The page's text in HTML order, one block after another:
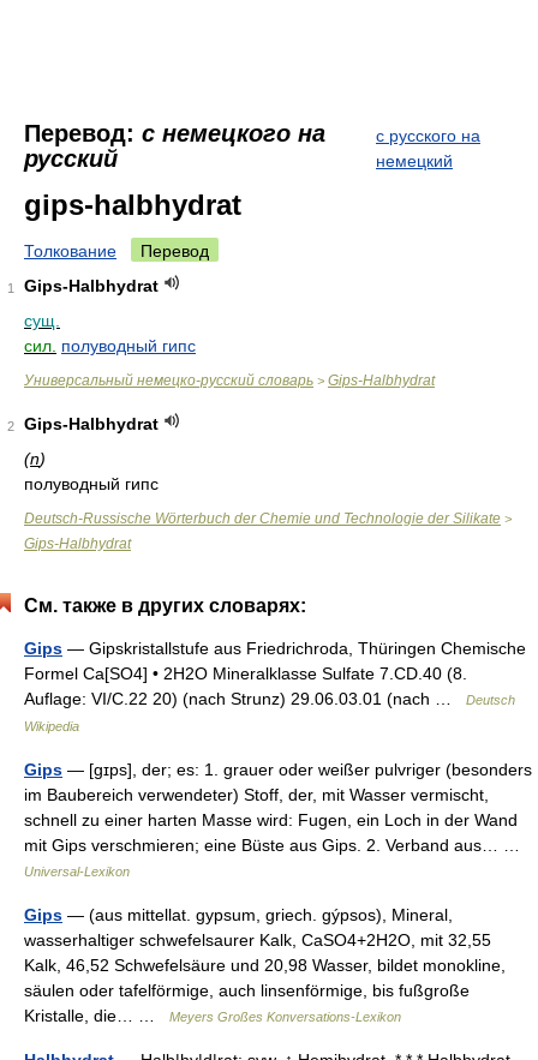
Перевод: с немецкого на
русский
с русского на
немецкий
gips-halbhydrat
Толкование Перевод
1
Gips-Halbhydrat
сущ.
сил. полуводный гипс
Универсальный немецко-русский словарь > Gips-Halbhydrat
2
Gips-Halbhydrat
(n)
полуводный гипс
Deutsch-Russische Wörterbuch der Chemie und Technologie der Silikate >
Gips-Halbhydrat
См. также в других словарях:
Gips — Gipskristallstufe aus Friedrichroda, Thüringen Chemische
Formel Ca[SO4] • 2H2O Mineralklasse Sulfate 7.CD.40 (8.
Auflage: VI/C.22 20) (nach Strunz) 29.06.03.01 (nach …
Deutsch
Wikipedia
Gips — [gɪps], der; es: 1. grauer oder weißer pulvriger (besonders
im Baubereich verwendeter) Stoff, der, mit Wasser vermischt,
schnell zu einer harten Masse wird: Fugen, ein Loch in der Wand
mit Gips verschmieren; eine Büste aus Gips. 2. Verband aus… …
Universal-Lexikon
Gips — (aus mittellat. gypsum, griech. gýpsos), Mineral,
wasserhaltiger schwefelsaurer Kalk, CaSO4+2H2O, mit 32,55
Kalk, 46,52 Schwefelsäure und 20,98 Wasser, bildet monokline,
säulen oder tafelförmige, auch linsenförmige, bis fußgroße
Kristalle, die… …
Meyers Großes Konversations-Lexikon